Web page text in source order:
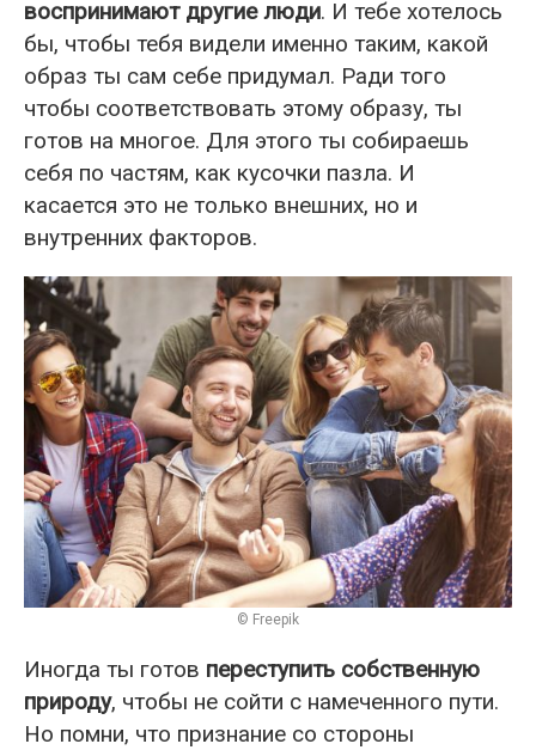
воспринимают другие люди. И тебе хотелось
бы, чтобы тебя видели именно таким, какой
образ ты сам себе придумал. Ради того
чтобы соответствовать этому образу, ты
готов на многое. Для этого ты собираешь
себя по частям, как кусочки пазла. И
касается это не только внешних, но и
внутренних факторов.
© Freepik
Иногда ты готов переступить собственную
природу, чтобы не сойти с намеченного пути.
Но помни, что признание со стороны